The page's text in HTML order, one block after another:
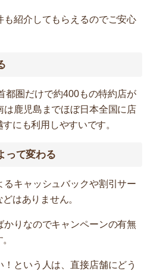
も紹介してもらえるのでご安心
都圏だけで約400もの特約店が
は鹿児島までほぼ日本全国に店
にも利用しやすいです。
って変わる
るキャッシュバックや割引サー
はありません。
かりなのでキャンペーンの有無
という人は、直接店舗にどう